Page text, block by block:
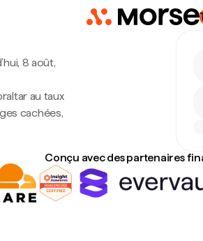
8 août,
au taux
cachées,
Conçu avec des partenaires